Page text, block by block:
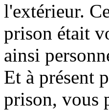
l'extérieur.
prison était
ainsi
Et à présent
prison, vous